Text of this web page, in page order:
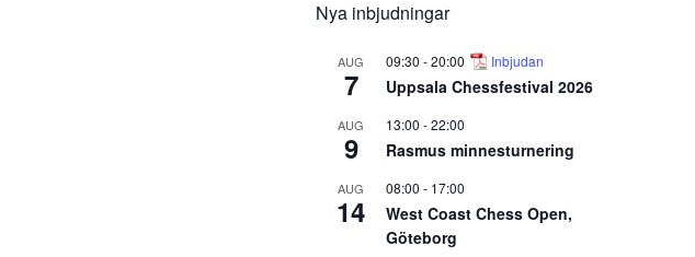
Nya inbjudningar
AUG
7
09:30 -20:00 Inbjudan
Uppsala Chessfestival 2026
AUG
9
13:00 -22:00
Rasmus minnesturnering
AUG
14
08:00 - 17:00
West Coast Chess Open,
Göteborg